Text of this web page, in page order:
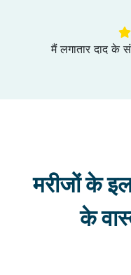
मैं लगातार दाद के
मरीजों के
के